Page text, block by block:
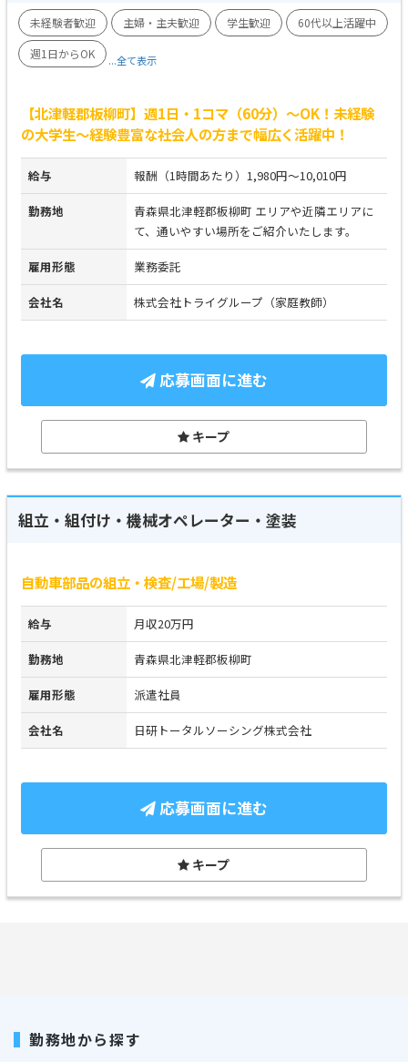
未経験者歓迎 主婦・主夫歓迎 学生歓迎
60代以上活躍中
週1日からOK
...全て表示
【北津軽郡板柳町】週1日・1コマ（60分）～OK！未経験
の大学生～経験豊富な社会人の方まで幅広く活躍中！
給与 報酬（1時間あたり）1,980円～10,010円
勤務地
青森県北津軽郡板柳町 エリアや近隣エリアに
て、通いやすい場所をご紹介いたします。
雇用形態 業務委託
会社名 株式会社トライグループ（家庭教師）
応募画面に進む
キープ
組立・組付け・機械オペレーター・塗装
自動車部品の組立・検査/工場/製造
給与 月収20万円
勤務地 青森県北津軽郡板柳町
雇用形態 派遣社員
会社名 日研トータルソーシング株式会社
応募画面に進む
キープ
勤務地から探す